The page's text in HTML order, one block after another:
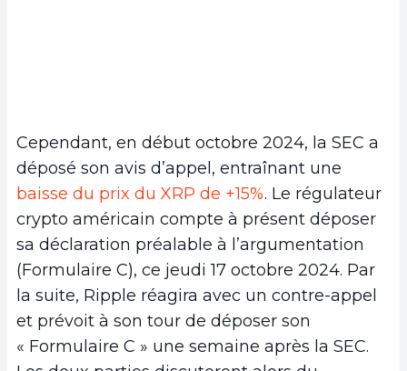
Cependant, en début octobre 2024, la SEC a
déposé son avis d’appel, entraînant une
baisse du prix du XRP de +15%. Le régulateur
crypto américain compte à présent déposer
sa déclaration préalable à l’argumentation
(Formulaire C), ce jeudi 17 octobre 2024. Par
la suite, Ripple réagira avec un contre-appel
et prévoit à son tour de déposer son
« Formulaire C » une semaine après la SEC.